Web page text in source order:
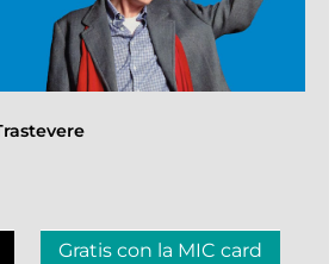
Gratis con la MIC card